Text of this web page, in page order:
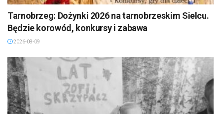
Tarnobrzeg: Dożynki 2026 na tarnobrzeskim Sielcu.
Będzie korowód, konkursy i zabawa
2026-08-09